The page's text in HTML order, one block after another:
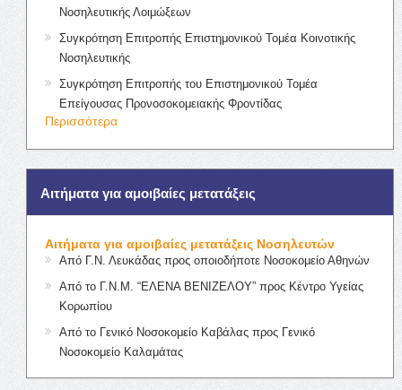
Νοσηλευτικής Λοιμώξεων
Συγκρότηση Επιτροπής Επιστημονικού Τομέα Κοινοτικής
Νοσηλευτικής
Συγκρότηση Επιτροπής του Επιστημονικού Τομέα
Επείγουσας Προνοσοκομειακής Φροντίδας
Περισσότερα
Αιτήματα για αμοιβαίες μετατάξεις
Αιτήματα για αμοιβαίες μετατάξεις Νοσηλευτών
Από Γ.Ν. Λευκάδας προς οποιοδήποτε Νοσοκομείο Αθηνών
Από το Γ.Ν.Μ. “ΕΛΕΝΑ ΒΕΝΙΖΕΛΟΥ” προς Κέντρο Υγείας
Κορωπίου
Από το Γενικό Νοσοκομείο Καβάλας προς Γενικό
Νοσοκομείο Καλαμάτας